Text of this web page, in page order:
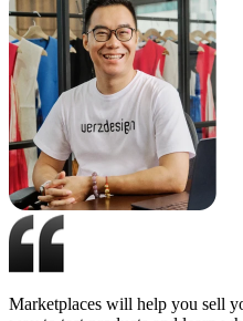
Marketplaces will help you sell